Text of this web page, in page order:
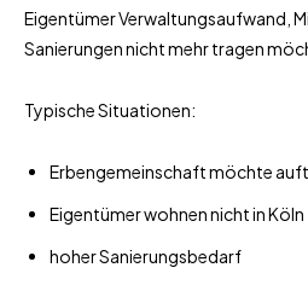
Eigentümer Verwaltungsaufwand,
Sanierungen nicht mehr tragen
Typische Situationen:
Erbengemeinschaft möchte
Eigentümer wohnen nicht in Köln
hoher Sanierungsbedarf